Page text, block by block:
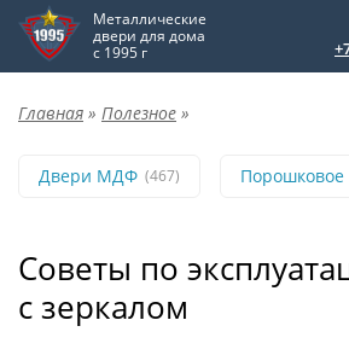
Металлические
двери для дома
с 1995 г
Главная » Полезное »
Двери МДФ (467)
Советы по
с зеркалом